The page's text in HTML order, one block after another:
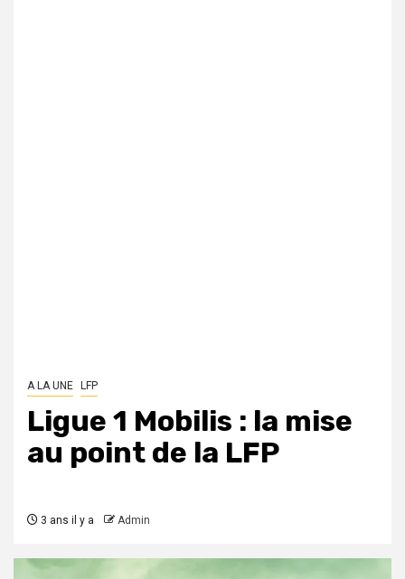
A LA UNE LFP
Ligue 1 Mobilis : la mise
au point de la LFP
3 ans il y a Admin